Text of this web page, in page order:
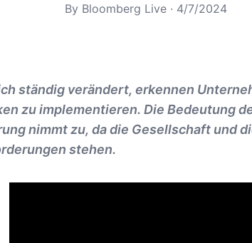
By Bloomberg Live · 4/7/2024
ständig verändert, erkennen
zu implementieren. Die Bedeutung
nimmt zu, da die Gesellschaft und
stehen.